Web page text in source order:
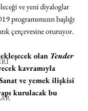
ve yeni diyaloglar
programımızın başlığı
çerçevesine oturuyor.
olan Tender
kavramıyla
ve yemek ilişkisi
kurulacak bu